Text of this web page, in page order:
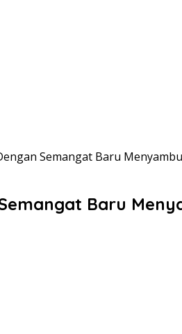
Semangat Baru
Baru